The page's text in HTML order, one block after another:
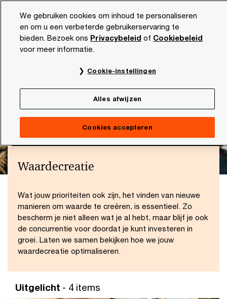
content
footer
PwC NL Thema's Waardecreatie
Waardecreatie
Wat jouw prioriteiten ook zijn, het vinden van nieuwe
manieren om waarde te creëren, is essentieel. Zo
bescherm je niet alleen wat je al hebt, maar blijf je ook
de concurrentie voor doordat je kunt investeren in
groei. Laten we samen bekijken hoe we jouw
waardecreatie optimaliseren.
Uitgelicht - 4 items
We gebruiken cookies om inhoud te personaliseren
en om u een verbeterde gebruikerservaring te
bieden. Bezoek ons Privacybeleid of Cookiebeleid
voor meer informatie.
Cookie-instellingen
Alles afwijzen
Cookies accepteren